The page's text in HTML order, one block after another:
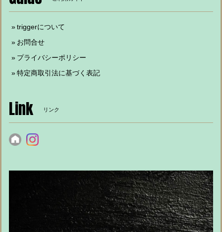
triggerについて
お問合せ
プライバシーポリシー
特定商取引法に基づく表記
Link リンク